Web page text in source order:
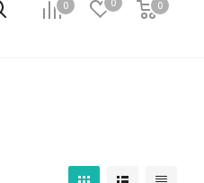
0 0 0
0